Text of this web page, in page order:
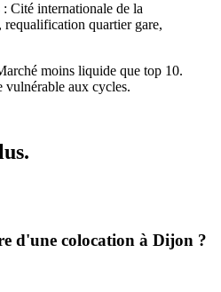
: Cité internationale de la
quartier gare,
moins liquide que top 10.
vulnérable aux cycles.
d'une colocation à Dijon ?